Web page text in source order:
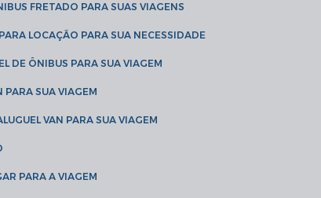
FRETADO PARA SUAS VIAGENS
LOCAÇÃO PARA SUA NECESSIDADE
DE ÔNIBUS PARA SUA VIAGEM
PARA SUA VIAGEM
VAN PARA SUA VIAGEM
PARA A VIAGEM